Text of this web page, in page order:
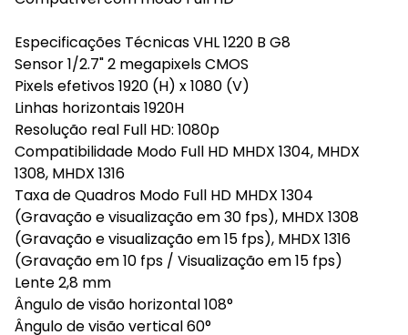
Especificações Técnicas VHL 1220 B G8
Sensor 1/2.7" 2 megapixels CMOS
Pixels efetivos 1920 (H) x 1080 (V)
Linhas horizontais 1920H
Resolução real Full HD: 1080p
Compatibilidade Modo Full HD MHDX 1304, MHDX
1308, MHDX 1316
Taxa de Quadros Modo Full HD MHDX 1304
(Gravação e visualização em 30 fps), MHDX 1308
(Gravação e visualização em 15 fps), MHDX 1316
(Gravação em 10 fps / Visualização em 15 fps)
Lente 2,8 mm
Ângulo de visão horizontal 108°
Ângulo de visão vertical 60°